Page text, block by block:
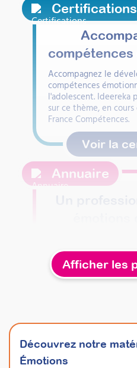
Certifications
Accompagnez le
compétences
l'adolescent.
sur ce thème, en
France Compétences.
Voir la
Annuaire
ses émotions ?
formé près de chez
Afficher les
Découvrez notre
Émotions